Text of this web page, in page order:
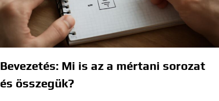
Bevezetés: Mi is az a mértani sorozat
és összegük?